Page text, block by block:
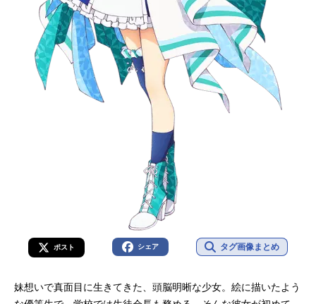
ポスト シェア タグ画像まとめ
妹想いで真面目に生きてきた、頭脳明晰な少女。絵に描いたよう